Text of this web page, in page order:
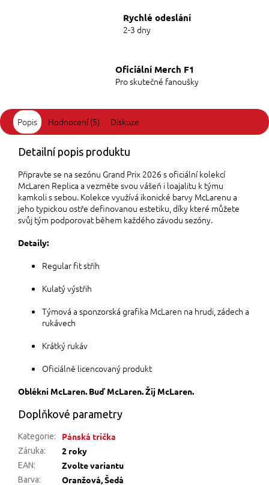
Rychlé odeslání
2-3 dny
Oficiální Merch F1
Pro skutečné fanoušky
Popis Hodnocení (5) Diskuze
Detailní popis produktu
Připravte se na sezónu Grand Prix 2026 s oficiální kolekcí
McLaren Replica a vezměte svou vášeň i loajalitu k týmu
kamkoli s sebou. Kolekce využívá ikonické barvy McLarenu a
jeho typickou ostře definovanou estetiku, díky které můžete
svůj tým podporovat během každého závodu sezóny.
Detaily:
Regular fit střih
Kulatý výstřih
Týmová a sponzorská grafika McLaren na hrudi, zádech a
rukávech
Krátký rukáv
Oficiálně licencovaný produkt
Oblékni McLaren. Buď McLaren. Žij McLaren.
Doplňkové parametry
Kategorie: Pánská trička
Záruka: 2 roky
EAN: Zvolte variantu
Barva: Oranžová, Šedá